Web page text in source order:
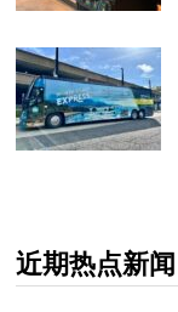
近期热点新闻